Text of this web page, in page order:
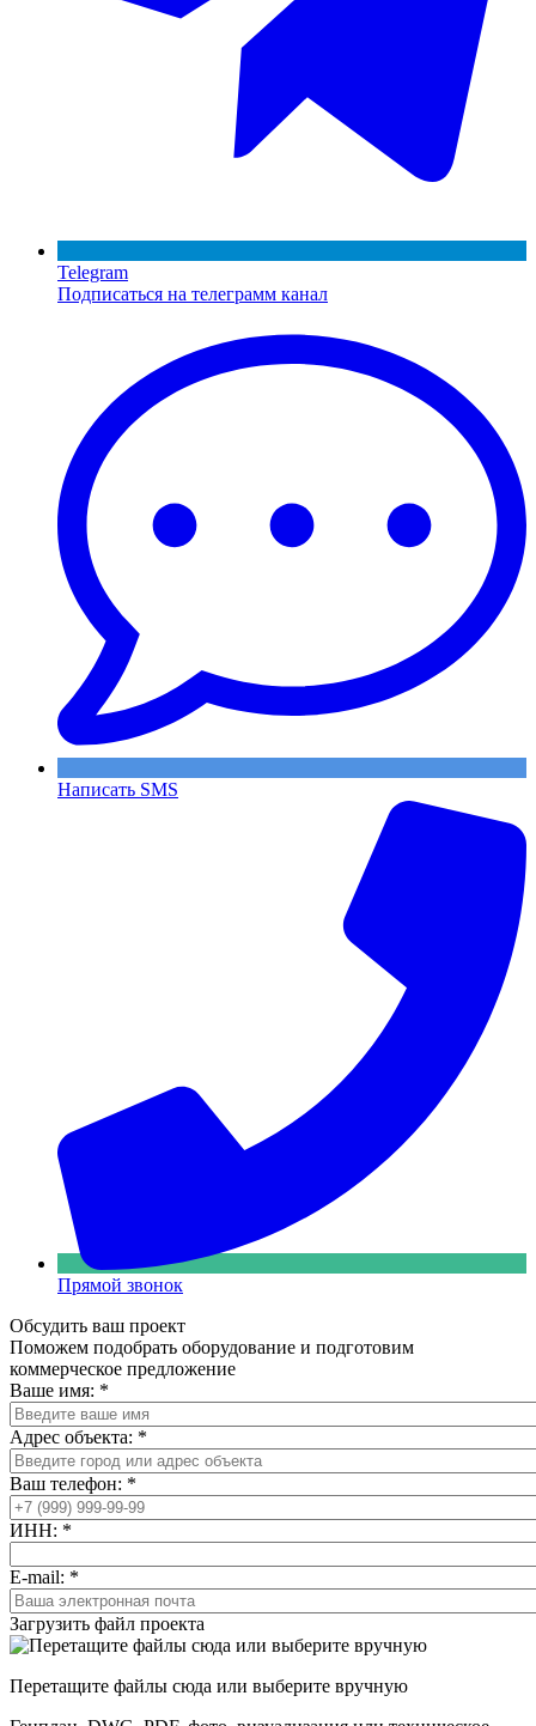
Telegram
Подписаться на телеграмм канал
Написать SMS
Прямой звонок
Обсудить ваш проект
Поможем подобрать оборудование и подготовим
коммерческое предложение
Ваше имя: *
Адрес объекта: *
Ваш телефон: *
ИНН: *
E-mail: *
Загрузить файл проекта
Перетащите файлы сюда или выберите вручную